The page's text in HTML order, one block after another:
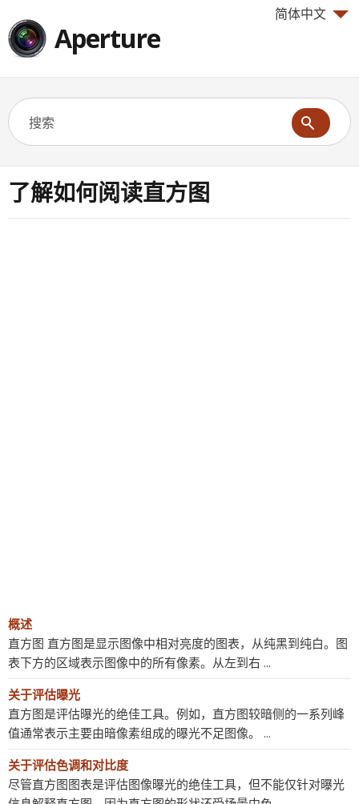
简体中文
Aperture
了解如何阅读直方图
概述
直方图 直方图是显示图像中相对亮度的图表，从纯黑到纯白。图
表下方的区域表示图像中的所有像素。从左到右 ...
关于评估曝光
直方图是评估曝光的绝佳工具。例如，直方图较暗侧的一系列峰
值通常表示主要由暗像素组成的曝光不足图像。 ...
关于评估色调和对比度
尽管直方图图表是评估图像曝光的绝佳工具，但不能仅针对曝光